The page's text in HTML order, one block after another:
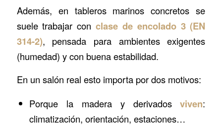
Además, en tableros marinos concretos se
suele trabajar conclase de encolado 3 (EN
314-2), pensada para ambientes exigentes
(humedad) y con buena estabilidad.
En un salón real esto importa por dos motivos:
Porque la madera y derivadosviven:
climatización, orientación, estaciones…